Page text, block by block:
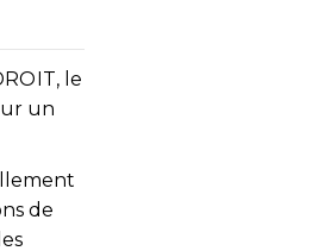
le
un
de